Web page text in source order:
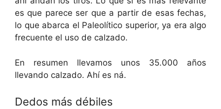
es que parece ser que a partir de esas fechas,
lo que abarca el Paleolítico superior, ya era algo
frecuente el uso de calzado.
En resumen llevamos unos 35.000 años
llevando calzado. Ahí es ná.
Dedos más débiles